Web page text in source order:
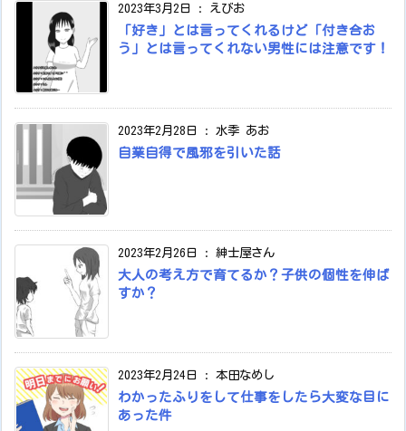
2023年3月2日 : えびお
「好き」とは言ってくれるけど「付き合お
う」とは言ってくれない男性には注意です！
2023年2月28日 : 水季 あお
自業自得で風邪を引いた話
2023年2月26日 : 紳士屋さん
大人の考え方で育てるか？子供の個性を伸ば
すか？
2023年2月24日 : 本田なめし
わかったふりをして仕事をしたら大変な目に
あった件